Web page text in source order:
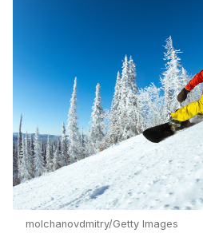
molchanovdmitry/Getty Images